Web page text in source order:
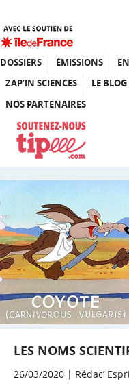
DOSSIERS ÉMISSIONS
ZAP’IN SCIENCES
LE
NOS PARTENAIRES
LES NOMS
26/03/2020 | Rédac’